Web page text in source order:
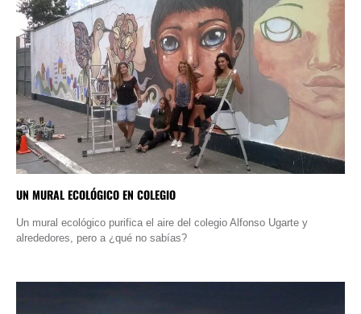
UN MURAL ECOLÓGICO EN COLEGIO
Un mural ecológico purifica el aire del colegio Alfonso Ugarte y
alrededores, pero a ¿qué no sabías?